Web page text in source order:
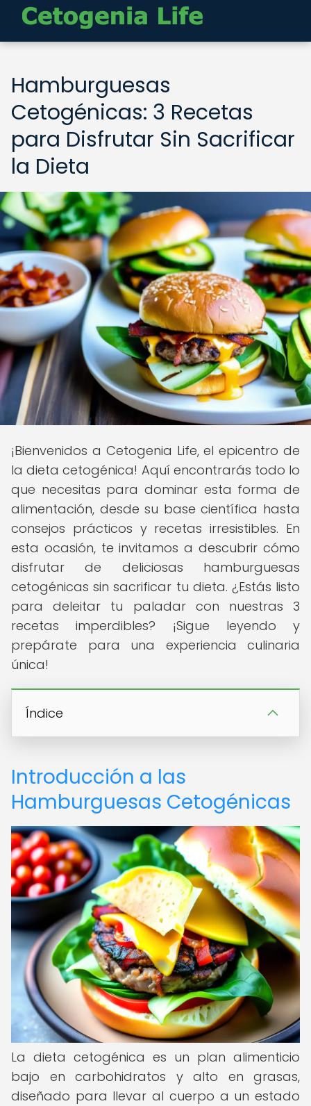
Hamburguesas
Cetogénicas: 3 Recetas
para Disfrutar Sin Sacrificar
la Dieta
¡Bienvenidos a Cetogenia Life, el epicentro de
la dieta cetogénica! Aquí encontrarás todo lo
que necesitas para dominar esta forma de
alimentación, desde su base científica hasta
consejos prácticos y recetas irresistibles. En
esta ocasión, te invitamos a descubrir cómo
disfrutar de deliciosas hamburguesas
cetogénicas sin sacrificar tu dieta. ¿Estás listo
para deleitar tu paladar con nuestras 3
recetas imperdibles? ¡Sigue leyendo y
prepárate para una experiencia culinaria
única!
Índice
Introducción a las
Hamburguesas Cetogénicas
La dieta cetogénica es un plan alimenticio
bajo en carbohidratos y alto en grasas,
diseñado para llevar al cuerpo a un estado